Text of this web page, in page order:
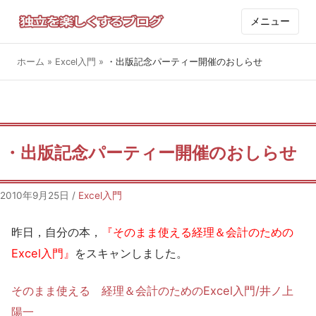
メニュー
ホーム » Excel入門 » ・出版記念パーティー開催のおしらせ
・出版記念パーティー開催のおしらせ
2010年9月25日 / Excel入門
昨日，自分の本，
『そのまま使える経理＆会計のための
Excel入門』 をスキャンしました。
そのまま使える 経理＆会計のためのExcel入門/井ノ上
陽一